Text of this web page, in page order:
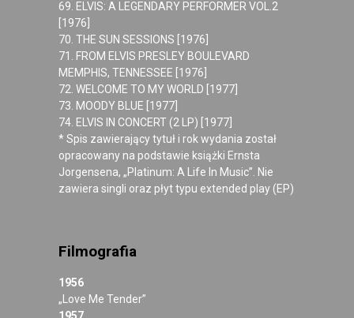
69. ELVIS: A LEGENDARY PERFORMER VOL.2
[1976]
70. THE SUN SESSIONS [1976]
71. FROM ELVIS PRESLEY BOULEVARD
MEMPHIS, TENNESSEE [1976]
72. WELCOME TO MY WORLD [1977]
73. MOODY BLUE [1977]
74. ELVIS IN CONCERT (2 LP) [1977]
* Spis zawierający tytuł i rok wydania został
opracowany na podstawie książki Ernsta
Jorgensena, „Platinum: A Life In Music”. Nie
zawiera singli oraz płyt typu extended play (EP)
Filmografia
1956
„Love Me Tender”